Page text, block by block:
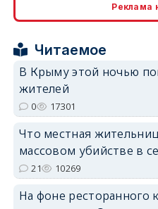
Реклама
Читаемое
В Крыму этой ночью
жителей
0 17301
Что местная
массовом убийстве в
21 10269
На фоне ресторанного